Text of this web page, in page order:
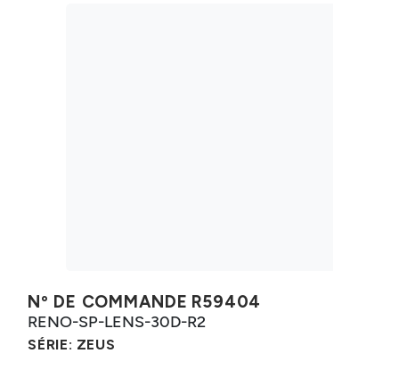
Nº DE COMMANDE R59404
RENO-SP-LENS-30D-R2
SÉRIE: ZEUS